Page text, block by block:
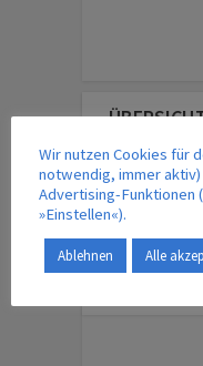
IM
Wir nutzen Cookies für
notwendig, immer
Advertising-Funktionen
»Einstellen«).
Ablehnen Alle